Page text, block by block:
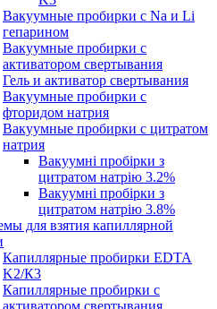
Вакуумные пробирки с Na и Li
гепарином
Вакуумные пробирки с
активатором свертывания
Гель и активатор свертывания
Вакуумные пробирки с
фторидом натрия
Вакуумные пробирки с цитратом
натрия
Вакуумні пробірки з
цитратом натрію 3.2%
Вакуумні пробірки з
цитратом натрію 3.8%
для взятия капиллярной
Капиллярные пробирки EDTA
K2/К3
Капиллярные пробирки с